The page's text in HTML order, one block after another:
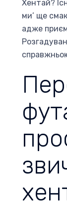
Хентай?
ми’ ще
адже